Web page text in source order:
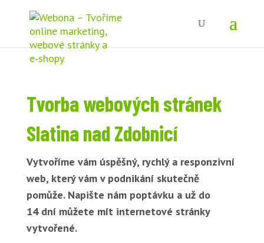
Tvorba webových stránek
Slatina nad Zdobnicí
Vytvoříme vám úspěšný, rychlý a responzivní
web, který vám v podnikání skutečně
pomůže. Napište nám poptávku a už do
14 dní můžete mít internetové stránky
vytvořené.